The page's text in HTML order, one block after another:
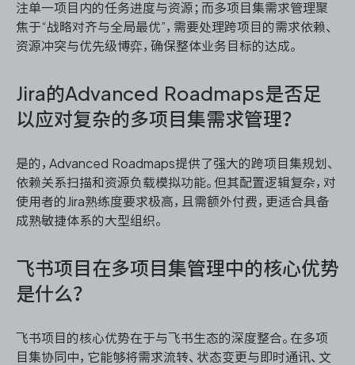
注单一项目内的任务进度与资源；而多项目集需求管理聚
焦于“战略对齐与全局最优”，需要处理跨项目的需求依赖、
资源冲突与优先级博弈，确保整体业务目标的达成。
Jira的Advanced Roadmaps是否足
以应对复杂的多项目集需求管理？
是的，Advanced Roadmaps提供了强大的跨项目集规划、
依赖关系扫描和资源负载模拟功能。但其配置逻辑复杂，对
使用者的Jira熟练度要求极高，且需额外付费，更适合具备
成熟敏捷体系的大型组织。
飞书项目在多项目集管理中的核心优势
是什么？
飞书项目的核心优势在于与飞书生态的深度整合。在多项
目集协同中，它能够将需求流转、状态变更与即时通讯、文